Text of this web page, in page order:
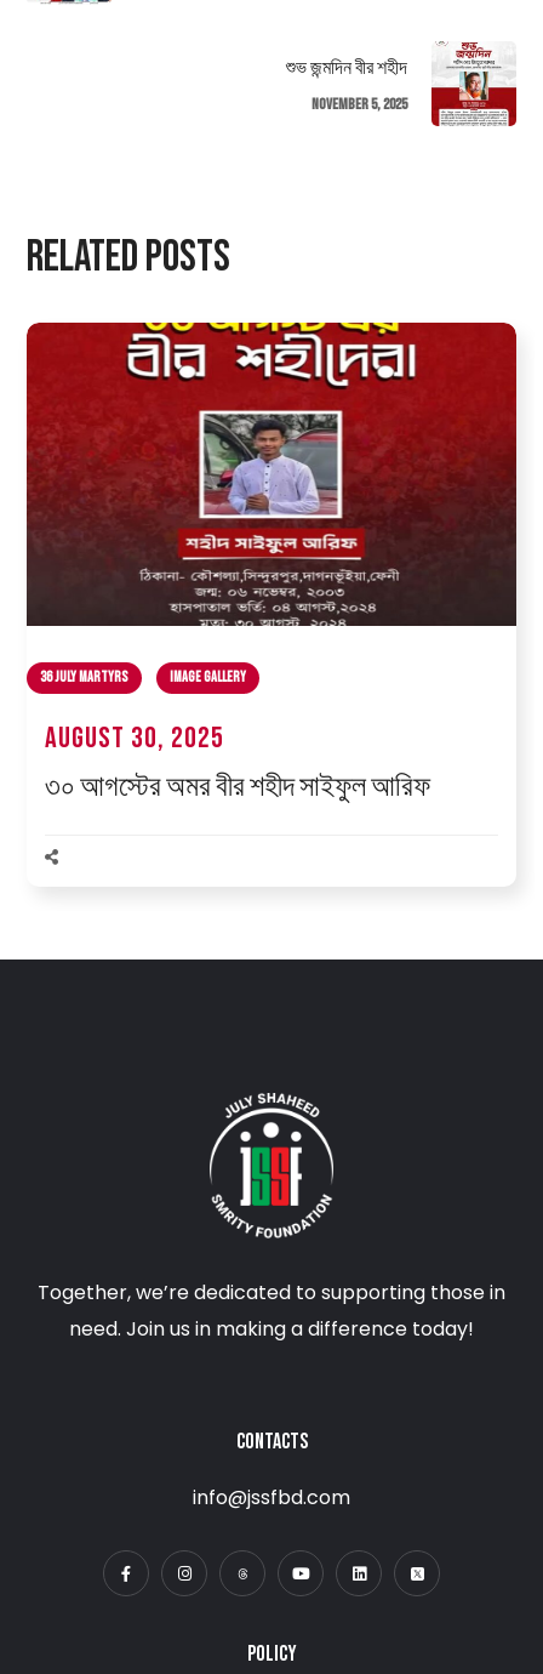
শুভ জন্মদিন বীর শহীদ
November 5, 2025
Related Posts
36 July Martyrs Image Gallery
August 30, 2025
৩০ আগস্টের অমর বীর শহীদ সাইফুল আরিফ
Together, we’re dedicated to supporting those in
need. Join us in making a difference today!
CONTACTS
info@jssfbd.com
POLICY